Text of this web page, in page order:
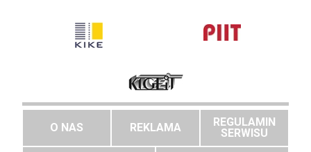
O NAS REKLAMA
REGULAMIN
SERWISU